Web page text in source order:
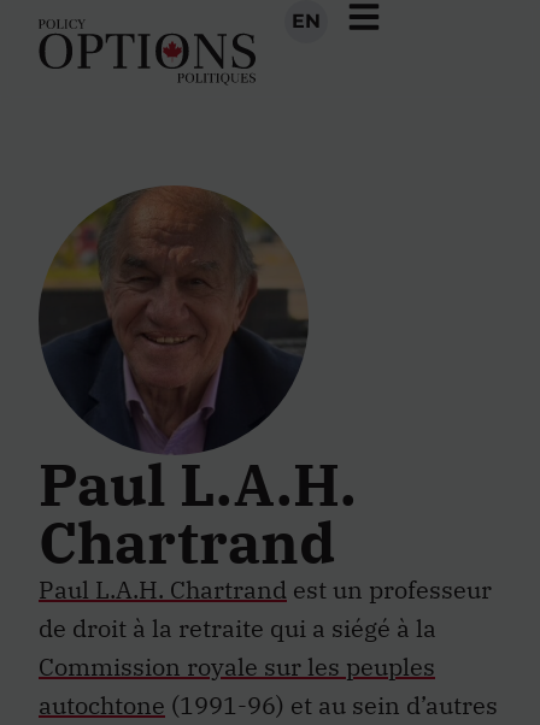
EN
Paul L.A.H.
Chartrand
Paul L.A.H. Chartrand est un professeur
de droit à la retraite qui a siégé à la
Commission royale sur les peuples
autochtone (1991-96) et au sein d’autres